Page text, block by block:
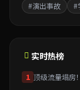
#演出事故
#
实时热榜
1 顶级流量塌房